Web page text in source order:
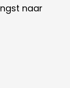
naar